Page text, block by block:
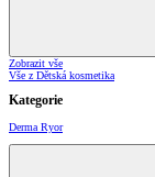
Zobrazit vše
Vše z Dětská kosmetika
Kategorie
Derma Ryor